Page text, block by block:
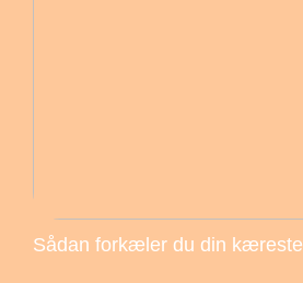
Sådan forkæler du din kæreste